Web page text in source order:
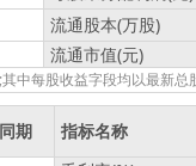
流通股本(万股)
流通市值(元)
中每股收益字段均以最新
期
指标名称